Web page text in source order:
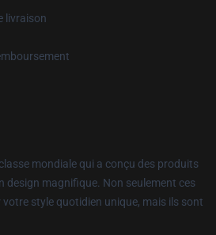
livraison
mondiale qui a conçu des produits
design magnifique. Non seulement ces
style quotidien unique, mais ils sont